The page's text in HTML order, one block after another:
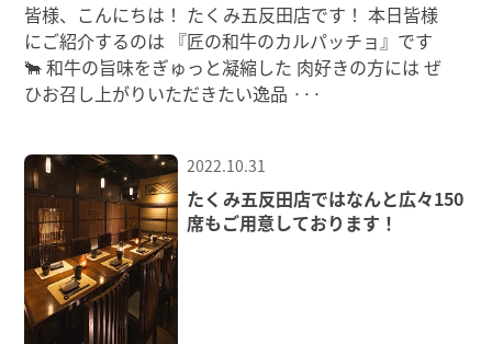
皆様、こんにちは！ たくみ五反田店です！ 本日皆様
にご紹介するのは 『匠の和牛のカルパッチョ』です
🐂 和牛の旨味をぎゅっと凝縮した 肉好きの方には ぜ
ひお召し上がりいただきたい逸品 ···
2022.10.31
たくみ五反田店ではなんと広々150
席もご用意しております！